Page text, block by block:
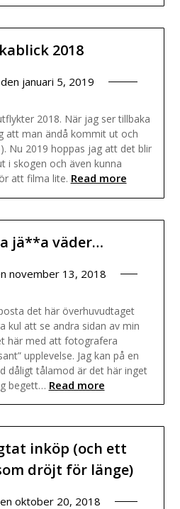
2018
januari 5, 2019
2018. När jag ser tillbaka
att man ändå kommit ut och
Nu 2019 hoppas jag att det blir
i skogen och även kunna
att filma lite. Read more
jä**a väder…
november 13, 2018
det här överhuvudtaget
kul att se andra sidan av min
här med att fotografera
upplevelse. Jag kan på en
dåligt tålamod är det här inget
begett… Read more
inköp (och ett
dröjt för länge)
oktober 20, 2018